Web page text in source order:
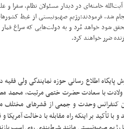
خامنه‌ای در دیدار مسئولان نظام، سفرا و
شد، فرمودند:رژیم صهیونیستی از غیظ
شود خواهد مُرد و به دولت‌هایی که سراغ
ضرر خواهند کرد.
پایگاه اطلاع رسانی حوزه نمایندگی ولی
ولادت با سعادت حضرت ختمی مرتبت، محمد
کنفرانس وحدت و جمعی از قشرهای مختلف
و با تأکید بر اینکه راه مقابله با دخالت